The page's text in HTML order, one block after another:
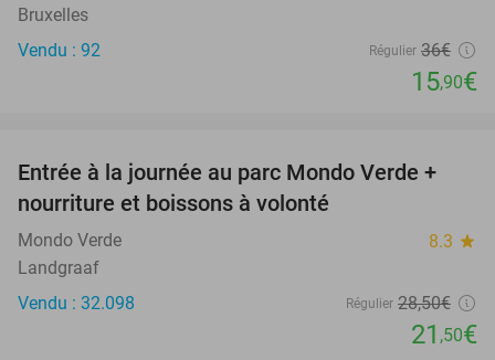
Bruxelles
Vendu : 92
Régulier 36€
15,90€
25%
Entrée à la journée au parc Mondo Verde +
nourriture et boissons à volonté
Mondo Verde 8.3 star
Landgraaf
Vendu : 32.098
Régulier 28,50€
21 ,50€